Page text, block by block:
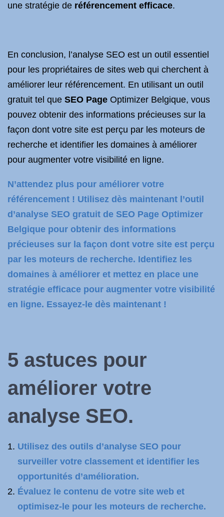
une stratégie de référencement efficace.
En conclusion, l’analyse SEO est un outil essentiel
pour les propriétaires de sites web qui cherchent à
améliorer leur référencement. En utilisant un outil
gratuit tel que SEO Page Optimizer Belgique, vous
pouvez obtenir des informations précieuses sur la
façon dont votre site est perçu par les moteurs de
recherche et identifier les domaines à améliorer
pour augmenter votre visibilité en ligne.
N’attendez plus pour améliorer votre
référencement ! Utilisez dès maintenant l’outil
d’analyse SEO gratuit de SEO Page Optimizer
Belgique pour obtenir des informations
précieuses sur la façon dont votre site est perçu
par les moteurs de recherche. Identifiez les
domaines à améliorer et mettez en place une
stratégie efficace pour augmenter votre visibilité
en ligne. Essayez-le dès maintenant !
5 astuces pour
améliorer votre
analyse SEO.
Utilisez des outils d’analyse SEO pour
surveiller votre classement et identifier les
opportunités d’amélioration.
Évaluez le contenu de votre site web et
optimisez-le pour les moteurs de recherche.